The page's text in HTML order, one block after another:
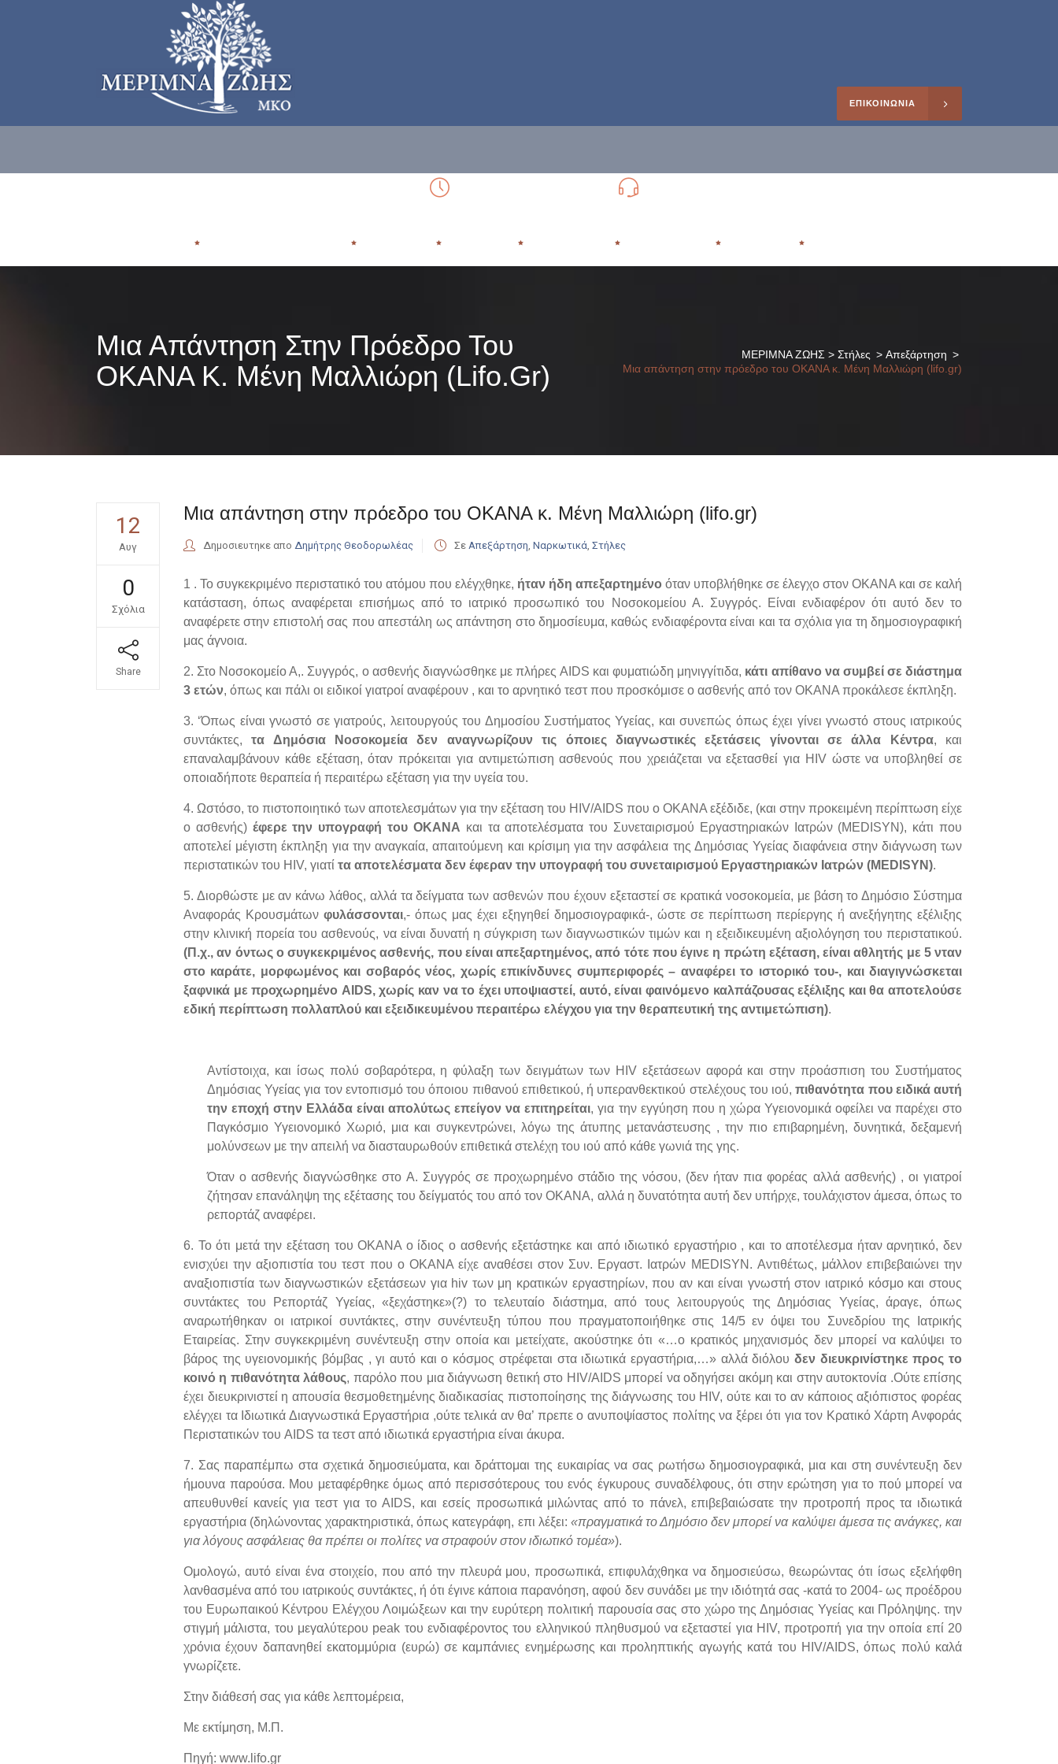
ΕΠΙΚΟΙΝΩΝΙΑ
Μια Απάντηση Στην Πρόεδρο Του
ΟΚΑΝΑ Κ. Μένη Μαλλιώρη (lifo.gr)
ΜΕΡΙΜΝΑ ΖΩΗΣ > Στήλες > Απεξάρτηση >
Μια απάντηση στην πρόεδρο του ΟΚΑΝΑ κ. Μένη Μαλλιώρη (lifo.gr)
12
Αυγ
0
Σχόλια
Share
Μια απάντηση στην πρόεδρο του ΟΚΑΝΑ κ. Μένη Μαλλιώρη (lifo.gr)
Δημοσιευτηκε απο Δημήτρης Θεοδορωλέας Σε Απεξάρτηση, Ναρκωτικά, Στήλες
1 . Το συγκεκριμένο περιστατικό του ατόμου που ελέγχθηκε, ήταν ήδη απεξαρτημένο όταν υποβλήθηκε σε έλεγχο στον ΟΚΑΝΑ και σε καλή
κατάσταση, όπως αναφέρεται επισήμως από το ιατρικό προσωπικό του Νοσοκομείου Α. Συγγρός. Είναι ενδιαφέρον ότι αυτό δεν το
αναφέρετε στην επιστολή σας που απεστάλη ως απάντηση στο δημοσίευμα, καθώς ενδιαφέροντα είναι και τα σχόλια για τη δημοσιογραφική
μας άγνοια.
2. Στο Νοσοκομείο Α,. Συγγρός, ο ασθενής διαγνώσθηκε με πλήρες AIDS και φυματιώδη μηνιγγίτιδα, κάτι απίθανο να συμβεί σε διάστημα
3 ετών, όπως και πάλι οι ειδικοί γιατροί αναφέρουν , και το αρνητικό τεστ που προσκόμισε ο ασθενής από τον ΟΚΑΝΑ προκάλεσε έκπληξη.
3. ‘Όπως είναι γνωστό σε γιατρούς, λειτουργούς του Δημοσίου Συστήματος Υγείας, και συνεπώς όπως έχει γίνει γνωστό στους ιατρικούς
συντάκτες,τα Δημόσια Νοσοκομεία δεν αναγνωρίζουν τις όποιες διαγνωστικές εξετάσεις γίνονται σε άλλα Κέντρα, και
επαναλαμβάνουν κάθε εξέταση, όταν πρόκειται για αντιμετώπιση ασθενούς που χρειάζεται να εξετασθεί για HIV ώστε να υποβληθεί σε
οποιαδήποτε θεραπεία ή περαιτέρω εξέταση για την υγεία του.
4. Ωστόσο, το πιστοποιητικό των αποτελεσμάτων για την εξέταση του HIV/AIDS που ο ΟΚΑΝΑ εξέδιδε, (και στην προκειμένη περίπτωση είχε
ο ασθενής) έφερε την υπογραφή του ΟΚΑΝΑ και τα αποτελέσματα του Συνεταιρισμού Εργαστηριακών Ιατρών (MEDISYΝ), κάτι που
αποτελεί μέγιστη έκπληξη για την αναγκαία, απαιτούμενη και κρίσιμη για την ασφάλεια της Δημόσιας Υγείας διαφάνεια στην διάγνωση των
περιστατικών του HIV, γιατί τα αποτελέσματα δεν έφεραν την υπογραφή του συνεταιρισμού Εργαστηριακών Ιατρών (MEDISYΝ).
5. Διορθώστε με αν κάνω λάθος, αλλά τα δείγματα των ασθενών που έχουν εξεταστεί σε κρατικά νοσοκομεία, με βάση το Δημόσιο Σύστημα
Αναφοράς Κρουσμάτων φυλάσσονται,- όπως μας έχει εξηγηθεί δημοσιογραφικά-, ώστε σε περίπτωση περίεργης ή ανεξήγητης εξέλιξης
στην κλινική πορεία του ασθενούς, να είναι δυνατή η σύγκριση των διαγνωστικών τιμών και η εξειδικευμένη αξιολόγηση του περιστατικού.
(Π.χ., αν όντως ο συγκεκριμένος ασθενής, που είναι απεξαρτημένος, από τότε που έγινε η πρώτη εξέταση, είναι αθλητής με 5 νταν
στο καράτε, μορφωμένος και σοβαρός νέος, χωρίς επικίνδυνες συμπεριφορές – αναφέρει το ιστορικό του-, και διαγιγνώσκεται
ξαφνικά με προχωρημένο AIDS, χωρίς καν να το έχει υποψιαστεί, αυτό, είναι φαινόμενο καλπάζουσας εξέλιξης και θα αποτελούσε
εδική περίπτωση πολλαπλού και εξειδικευμένου περαιτέρω ελέγχου για την θεραπευτική της αντιμετώπιση).
Αντίστοιχα, και ίσως πολύ σοβαρότερα, η φύλαξη των δειγμάτων των ΗΙV εξετάσεων αφορά και στην προάσπιση του Συστήματος
Δημόσιας Υγείας για τον εντοπισμό του όποιου πιθανού επιθετικού, ή υπερανθεκτικού στελέχους του ιού,πιθανότητα που ειδικά αυτή
την εποχή στην Ελλάδα είναι απολύτως επείγον να επιτηρείται, για την εγγύηση που η χώρα Υγειονομικά οφείλει να παρέχει στο
Παγκόσμιο Υγειονομικό Χωριό, μια και συγκεντρώνει, λόγω της άτυπης μετανάστευσης , την πιο επιβαρημένη, δυνητικά, δεξαμενή
μολύνσεων με την απειλή να διασταυρωθούν επιθετικά στελέχη του ιού από κάθε γωνιά της γης.
Όταν ο ασθενής διαγνώσθηκε στο Α. Συγγρός σε προχωρημένο στάδιο της νόσου, (δεν ήταν πια φορέας αλλά ασθενής) , οι γιατροί
ζήτησαν επανάληψη της εξέτασης του δείγματός του από τον ΟΚΑΝΑ, αλλά η δυνατότητα αυτή δεν υπήρχε, τουλάχιστον άμεσα, όπως το
ρεπορτάζ αναφέρει.
6. Το ότι μετά την εξέταση του ΟΚΑΝΑ ο ίδιος ο ασθενής εξετάστηκε και από ιδιωτικό εργαστήριο , και το αποτέλεσμα ήταν αρνητικό, δεν
ενισχύει την αξιοπιστία του τεστ που ο ΟΚΑΝΑ είχε αναθέσει στον Συν. Εργαστ. Ιατρών MEDISYN. Αντιθέτως, μάλλον επιβεβαιώνει την
αναξιοπιστία των διαγνωστικών εξετάσεων για hiv των μη κρατικών εργαστηρίων, που αν και είναι γνωστή στον ιατρικό κόσμο και στους
συντάκτες του Ρεπορτάζ Υγείας, «ξεχάστηκε»(?) το τελευταίο διάστημα, από τους λειτουργούς της Δημόσιας Υγείας, άραγε, όπως
αναρωτήθηκαν οι ιατρικοί συντάκτες, στην συνέντευξη τύπου που πραγματοποιήθηκε στις 14/5 εν όψει του Συνεδρίου της Ιατρικής
Εταιρείας. Στην συγκεκριμένη συνέντευξη στην οποία και μετείχατε, ακούστηκε ότι «…ο κρατικός μηχανισμός δεν μπορεί να καλύψει το
βάρος της υγειονομικής βόμβας , γι αυτό και ο κόσμος στρέφεται στα ιδιωτικά εργαστήρια,…» αλλά διόλου δεν διευκρινίστηκε προς το
κοινό η πιθανότητα λάθους, παρόλο που μια διάγνωση θετική στο HIV/AIDS μπορεί να οδηγήσει ακόμη και στην αυτοκτονία .Ούτε επίσης
έχει διευκρινιστεί η απουσία θεσμοθετημένης διαδικασίας πιστοποίησης της διάγνωσης του HIV, ούτε και το αν κάποιος αξιόπιστος φορέας
ελέγχει τα Ιδιωτικά Διαγνωστικά Εργαστήρια ,ούτε τελικά αν θα’ πρεπε ο ανυποψίαστος πολίτης να ξέρει ότι για τον Κρατικό Χάρτη Ανφοράς
Περιστατικών του AΙDS τα τεστ από ιδιωτικά εργαστήρια είναι άκυρα.
7. Σας παραπέμπω στα σχετικά δημοσιεύματα, και δράττομαι της ευκαιρίας να σας ρωτήσω δημοσιογραφικά, μια και στη συνέντευξη δεν
ήμουνα παρούσα. Μου μεταφέρθηκε όμως από περισσότερους του ενός έγκυρους συναδέλφους, ότι στην ερώτηση για το πού μπορεί να
απευθυνθεί κανείς για τεστ για το AIDS, και εσείς προσωπικά μιλώντας από το πάνελ, επιβεβαιώσατε την προτροπή προς τα ιδιωτικά
εργαστήρια (δηλώνοντας χαρακτηριστικά, όπως κατεγράφη, επι λέξει: «πραγματικά το Δημόσιο δεν μπορεί να καλύψει άμεσα τις ανάγκες, και
για λόγους ασφάλειας θα πρέπει οι πολίτες να στραφούν στον ιδιωτικό τομέα»).
Ομολογώ, αυτό είναι ένα στοιχείο, που από την πλευρά μου, προσωπικά, επιφυλάχθηκα να δημοσιεύσω, θεωρώντας ότι ίσως εξελήφθη
λανθασμένα από του ιατρικούς συντάκτες, ή ότι έγινε κάποια παρανόηση, αφού δεν συνάδει με την ιδιότητά σας -κατά το 2004- ως προέδρου
του Ευρωπαικού Κέντρου Ελέγχου Λοιμώξεων και την ευρύτερη πολιτική παρουσία σας στο χώρο της Δημόσιας Υγείας και Πρόληψης. την
στιγμή μάλιστα, του μεγαλύτερου peak του ενδιαφέροντος του ελληνικού πληθυσμού να εξεταστεί για HIV, προτροπή για την οποία επί 20
χρόνια έχουν δαπανηθεί εκατομμύρια (ευρώ) σε καμπάνιες ενημέρωσης και προληπτικής αγωγής κατά του ΗΙV/AIDS, όπως πολύ καλά
γνωρίζετε.
Στην διάθεσή σας για κάθε λεπτομέρεια,
Με εκτίμηση, Μ.Π.
Πηγή: www.lifo.gr